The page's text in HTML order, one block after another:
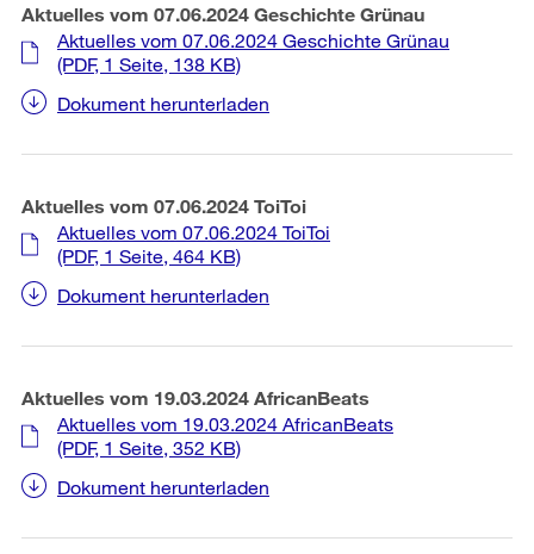
Aktuelles vom 07.06.2024 Geschichte Grünau
Aktuelles vom 07.06.2024 Geschichte Grünau
(PDF, 1 Seite, 138 KB)
Dokument herunterladen
Aktuelles vom 07.06.2024 ToiToi
Aktuelles vom 07.06.2024 ToiToi
(PDF, 1 Seite, 464 KB)
Dokument herunterladen
Aktuelles vom 19.03.2024 AfricanBeats
Aktuelles vom 19.03.2024 AfricanBeats
(PDF, 1 Seite, 352 KB)
Dokument herunterladen